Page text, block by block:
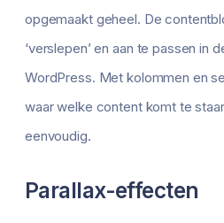
opgemaakt geheel. De
‘verslepen’ en aan te passen in
WordPress. Met kolommen en
waar welke content komt te
eenvoudig.
Parallax-effecten